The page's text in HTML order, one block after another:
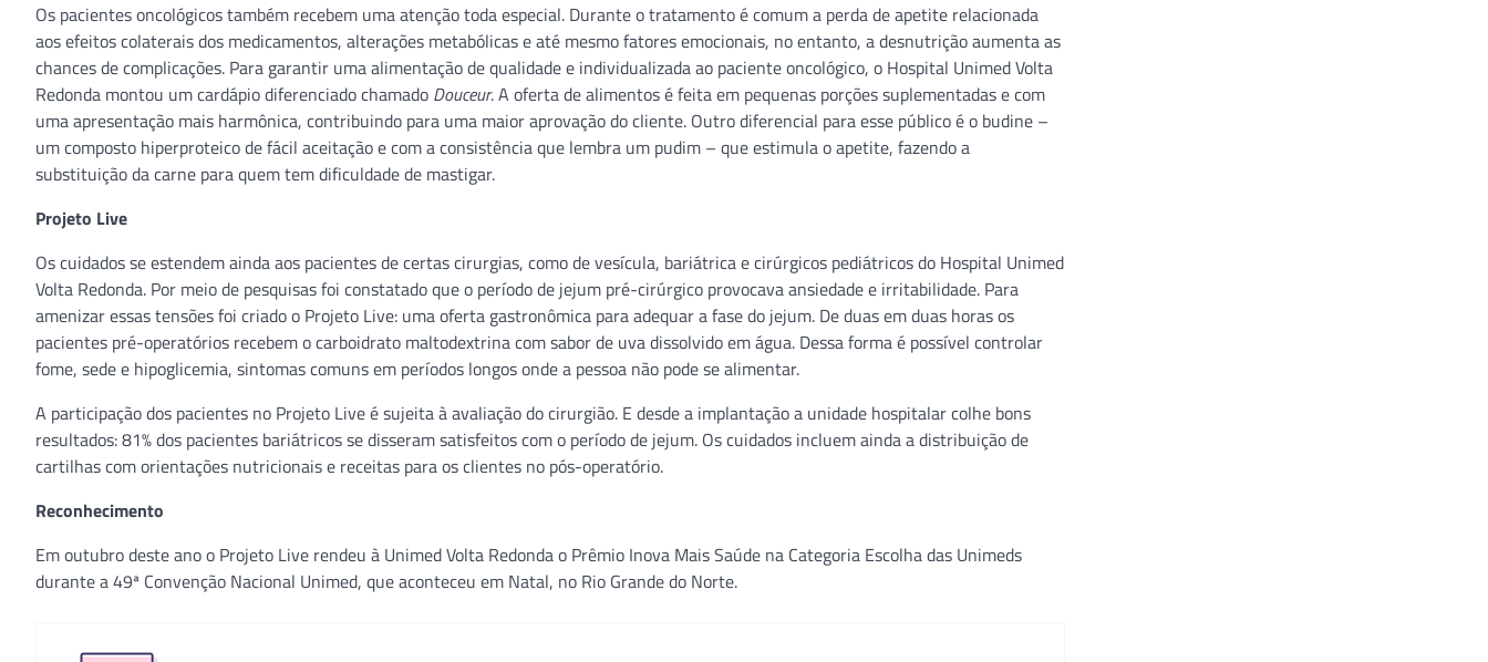
Os pacientes oncológicos também recebem uma atenção toda especial. Durante o tratamento é comum a perda de apetite relacionada
aos efeitos colaterais dos medicamentos, alterações metabólicas e até mesmo fatores emocionais, no entanto, a desnutrição aumenta as
chances de complicações. Para garantir uma alimentação de qualidade e individualizada ao paciente oncológico, o Hospital Unimed Volta
Redonda montou um cardápio diferenciado chamado Douceur. A oferta de alimentos é feita em pequenas porções suplementadas e com
uma apresentação mais harmônica, contribuindo para uma maior aprovação do cliente. Outro diferencial para esse público é o budine –
um composto hiperproteico de fácil aceitação e com a consistência que lembra um pudim – que estimula o apetite, fazendo a
substituição da carne para quem tem dificuldade de mastigar.
Projeto Live
Os cuidados se estendem ainda aos pacientes de certas cirurgias, como de vesícula, bariátrica e cirúrgicos pediátricos do Hospital Unimed
Volta Redonda. Por meio de pesquisas foi constatado que o período de jejum pré-cirúrgico provocava ansiedade e irritabilidade. Para
amenizar essas tensões foi criado o Projeto Live: uma oferta gastronômica para adequar a fase do jejum. De duas em duas horas os
pacientes pré-operatórios recebem o carboidrato maltodextrina com sabor de uva dissolvido em água. Dessa forma é possível controlar
fome, sede e hipoglicemia, sintomas comuns em períodos longos onde a pessoa não pode se alimentar.
A participação dos pacientes no Projeto Live é sujeita à avaliação do cirurgião. E desde a implantação a unidade hospitalar colhe bons
resultados: 81% dos pacientes bariátricos se disseram satisfeitos com o período de jejum. Os cuidados incluem ainda a distribuição de
cartilhas com orientações nutricionais e receitas para os clientes no pós-operatório.
Reconhecimento
Em outubro deste ano o Projeto Live rendeu à Unimed Volta Redonda o Prêmio Inova Mais Saúde na Categoria Escolha das Unimeds
durante a 49ª Convenção Nacional Unimed, que aconteceu em Natal, no Rio Grande do Norte.